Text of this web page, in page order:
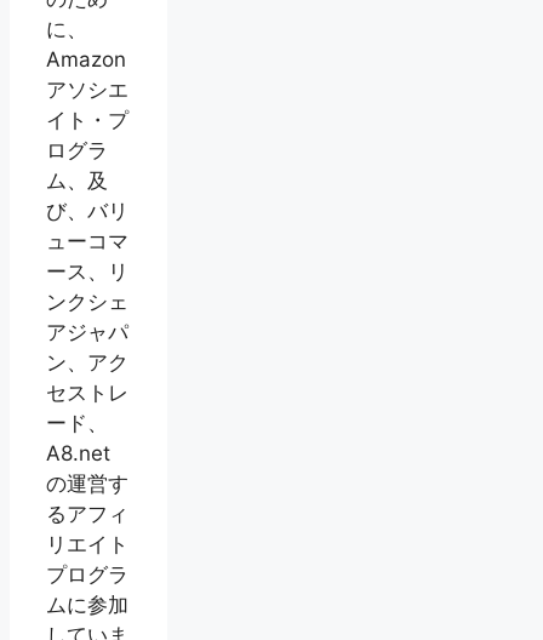
に、
Amazon
アソシエ
イト・プ
ログラ
ム、及
び、バリ
ューコマ
ース、リ
ンクシェ
アジャパ
ン、アク
セストレ
ード、
A8.net
の運営す
るアフィ
リエイト
プログラ
ムに参加